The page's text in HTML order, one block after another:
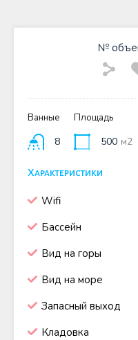
№
Ванные
8
Площадь
500 м2
Характеристики
Wifi
Бассейн
Вид на горы
Вид на море
Запасный выход
Кладовка